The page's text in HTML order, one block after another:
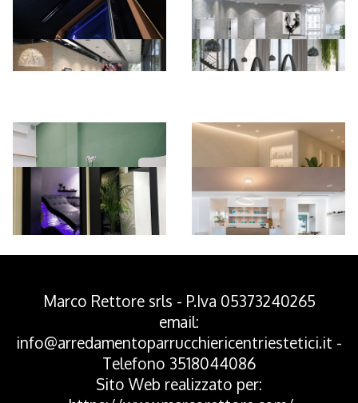
Marco Rettore srls - P.Iva 05373240265
email:
info@arredamentoparrucchiericentriestetici.it -
Telefono 3518044086
Sito Web realizzato per: